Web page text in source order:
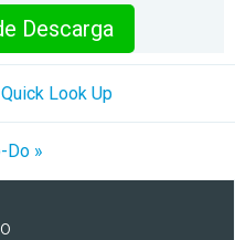
Descarga
Look Up
Do »